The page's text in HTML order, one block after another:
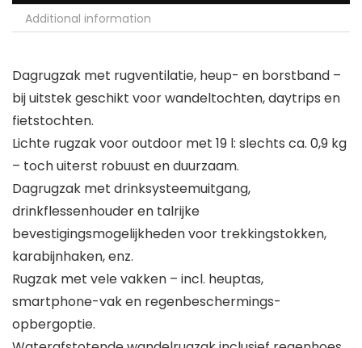
Additional information
Dagrugzak met rugventilatie, heup- en borstband –
bij uitstek geschikt voor wandeltochten, daytrips en
fietstochten.
Lichte rugzak voor outdoor met 19 l: slechts ca. 0,9 kg
– toch uiterst robuust en duurzaam.
Dagrugzak met drinksysteemuitgang,
drinkflessenhouder en talrijke
bevestigingsmogelijkheden voor trekkingstokken,
karabijnhaken, enz.
Rugzak met vele vakken – incl. heuptas,
smartphone-vak en regenbeschermings-
opbergoptie.